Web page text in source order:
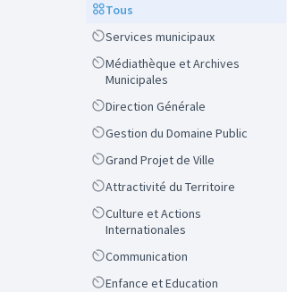
ScopeTous
ScopeServices municipaux
Scope
Médiathèque et Archives
Municipales
ScopeDirection Générale
ScopeGestion du Domaine Public
ScopeGrand Projet de Ville
ScopeAttractivité du Territoire
Scope
Culture et Actions
Internationales
ScopeCommunication
ScopeEnfance et Education